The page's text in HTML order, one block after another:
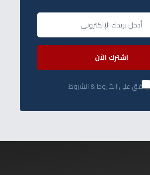
اشترك الآن
أوافق على الشروط & الشروط